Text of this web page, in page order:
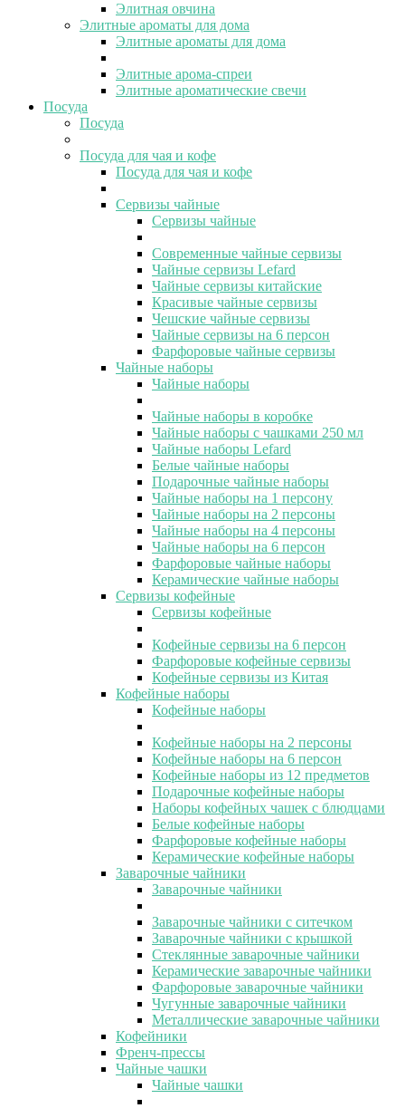
Элитная овчина
Элитные ароматы для дома
Элитные ароматы для дома
Элитные арома-спреи
Элитные ароматические свечи
Посуда
Посуда
Посуда для чая и кофе
Посуда для чая и кофе
Сервизы чайные
Сервизы чайные
Современные чайные сервизы
Чайные сервизы Lefard
Чайные сервизы китайские
Красивые чайные сервизы
Чешские чайные сервизы
Чайные сервизы на 6 персон
Фарфоровые чайные сервизы
Чайные наборы
Чайные наборы
Чайные наборы в коробке
Чайные наборы с чашками 250 мл
Чайные наборы Lefard
Белые чайные наборы
Подарочные чайные наборы
Чайные наборы на 1 персону
Чайные наборы на 2 персоны
Чайные наборы на 4 персоны
Чайные наборы на 6 персон
Фарфоровые чайные наборы
Керамические чайные наборы
Сервизы кофейные
Сервизы кофейные
Кофейные сервизы на 6 персон
Фарфоровые кофейные сервизы
Кофейные сервизы из Китая
Кофейные наборы
Кофейные наборы
Кофейные наборы на 2 персоны
Кофейные наборы на 6 персон
Кофейные наборы из 12 предметов
Подарочные кофейные наборы
Наборы кофейных чашек с блюдцами
Белые кофейные наборы
Фарфоровые кофейные наборы
Керамические кофейные наборы
Заварочные чайники
Заварочные чайники
Заварочные чайники с ситечком
Заварочные чайники с крышкой
Стеклянные заварочные чайники
Керамические заварочные чайники
Фарфоровые заварочные чайники
Чугунные заварочные чайники
Металлические заварочные чайники
Кофейники
Френч-прессы
Чайные чашки
Чайные чашки